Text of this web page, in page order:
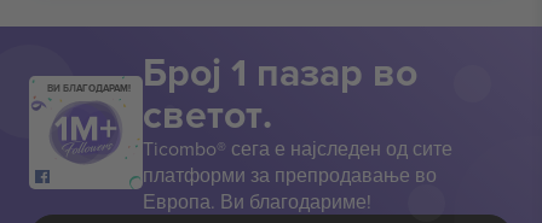
ВИ БЛАГОДАРАМ! Број 1 пазар во
светот.
Ticombo® сега е најследен од сите
платформи за препродавање во
Европа. Ви благодариме!